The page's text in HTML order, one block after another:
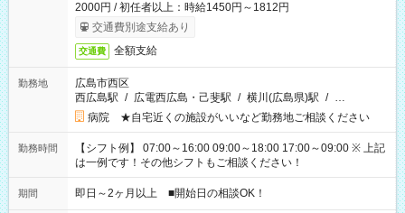
2000円 / 初任者以上：時給1450円～1812円
交通費別途支給あり
交通費 全額支給
勤務地
広島市西区
西広島駅 / 広電西広島・己斐駅 / 横川(広島県)駅 / …
病院 ★自宅近くの施設がいいなど勤務地ご相談ください
勤務時間
【シフト例】 07:00～16:00 09:00～18:00 17:00～09:00 ※ 上記
は一例です！その他シフトもご相談ください！
期間 即日～2ヶ月以上 ■開始日の相談OK！